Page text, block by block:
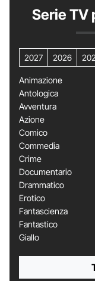
Serie TV
2027 2026
Animazione
Antologica
Avventura
Azione
Comico
Commedia
Crime
Documentario
Drammatico
Erotico
Fantascienza
Fantastico
Giallo